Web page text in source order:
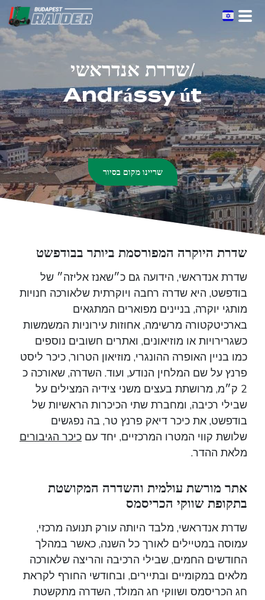
Skip
to
the
content
שדרת אנדראשי/
Andrássy út
שריינו מקום בסיור
שדרת היוקרה המפורסמת ביותר בבודפשט
שדרת אנדראשי, הידועה גם כ״שאנז אליזה״ של
בודפשט, היא שדרה רחבה ויוקרתית שלאורכה חנויות
מותגי יוקרה, בניינים מפוארים המתגאים
בארכיטקטורה מרשימה, אחוזות עירוניות המשמשות
כשגרירויות או מוזיאונים, ואתרים חשובים נוספים
כמו בניין האופרה ההונגרי, מוזיאון הטרור, כיכר ליסט
פרנץ על שם המלחין הנודע, ועוד. השדרה, שאורכה כ
2 ק״מ, מרושתת בעצים משני צידיה המצילים על
שבילי רכיבה, ומחברת שתי הכיכרות הראשיות של
בודפשט, את כיכר דיאק פרנץ טר, בה נפגשים
שלושת קווי המטרו המרכזיים, יחד עם כיכר הגיבורים
מלאת ההדר.
אתר מורשת עולמית והשדרה המקושטת
בתקופת שווקי הכריסמס
שדרת אנדראשי, מלבד היותה עורק תנועה מרכזי,
עמוסה במטיילים לאורך כל השנה, כאשר במהלך
החודשים החמים, שבילי הרכיבה והריצה שלאורכה
מלאים במקומיים ובתיירים, ובחודשי החורף לקראת
חג הכריסמס ושווקי חג המולד, השדרה מתקשטת